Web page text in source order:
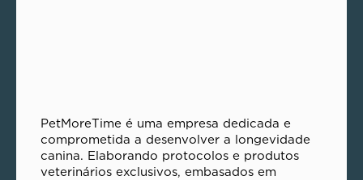
PetMoreTime é uma empresa dedicada e
comprometida a desenvolver a longevidade
canina. Elaborando protocolos e produtos
veterinários exclusivos, embasados em